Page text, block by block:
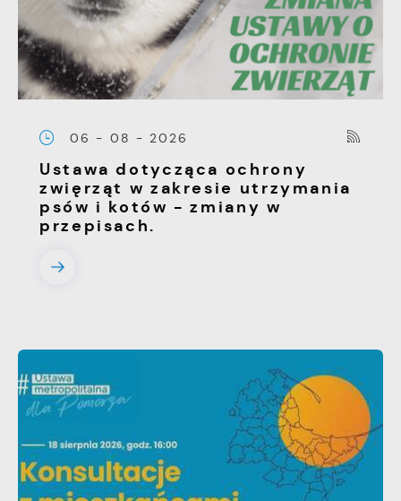
06 - 08 - 2026
Ustawa dotycząca ochrony
zwięrząt w zakresie utrzymania
psów i kotów - zmiany w
przepisach.